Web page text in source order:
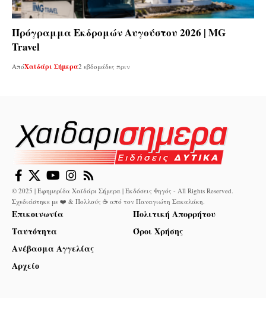
Πρόγραμμα Εκδρομών Αυγούστου 2026 | MG
Travel
ΑπόΧαϊδάρι Σήμερα2 εβδομάδες πριν
© 2025 | Εφημερίδα Χαϊδάρι Σήμερα | Εκδόσεις Φηγός - All Rights Reserved.
Σχεδιάστηκε με ❤️ & Πολλούς ☕ από τον Παναγιώτη Σακαλάκη
Επικοινωνία
Ταυτότητα
Ανέβασμα Αγγελίας
Αρχείο
Πολιτική Απορρήτου
Όροι Χρήσης